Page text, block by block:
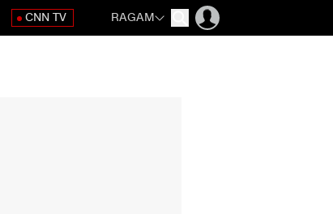
CNN TV RAGAM